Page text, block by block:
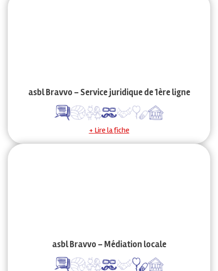
asbl Bravvo – Service juridique de 1ère ligne
Lire la fiche
asbl Bravvo – Médiation locale